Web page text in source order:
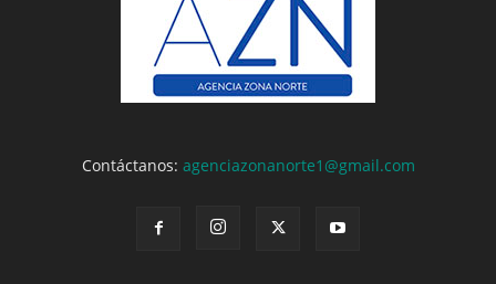
Contáctanos: agenciazonanorte1@gmail.com